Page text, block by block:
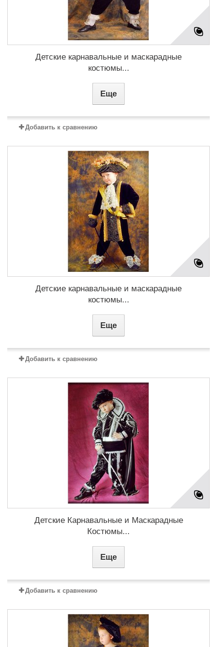
Детские карнавальные и маскарадные
костюмы...
Еще
Добавить к сравнению
Детские карнавальные и маскарадные
костюмы...
Еще
Добавить к сравнению
Детские Карнавальные и Маскарадные
Костюмы...
Еще
Добавить к сравнению